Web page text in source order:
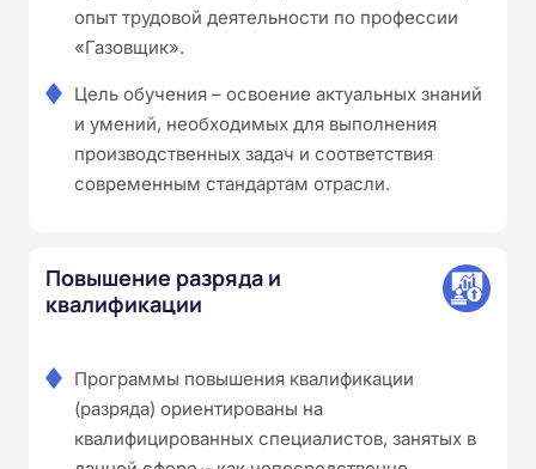
опыт трудовой деятельности по профессии
«Газовщик».
Цель обучения – освоение актуальных знаний
и умений, необходимых для выполнения
производственных задач и соответствия
современным стандартам отрасли.
Повышение разряда и
квалификации
Программы повышения квалификации
(разряда) ориентированы на
квалифицированных специалистов, занятых в